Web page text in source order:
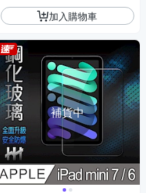
加入購物車
補貨中